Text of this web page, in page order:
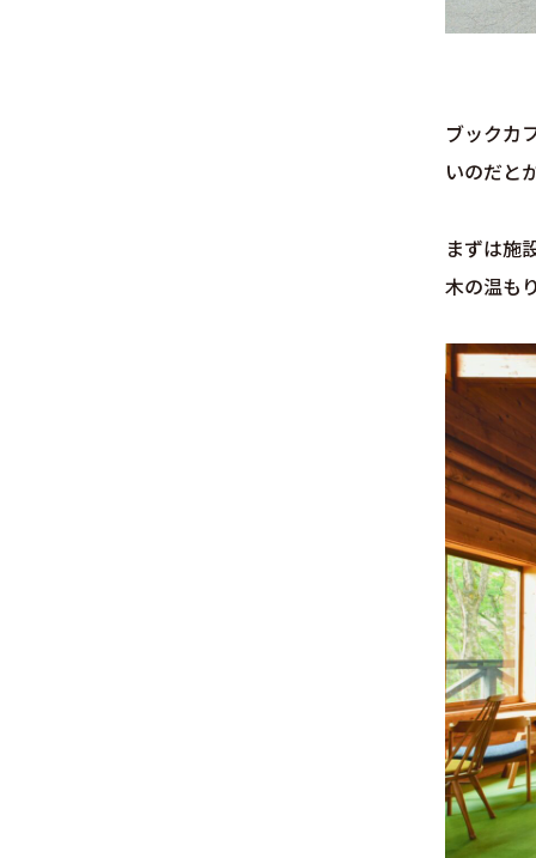
ブックカ
いのだと
まずは施
木の温も